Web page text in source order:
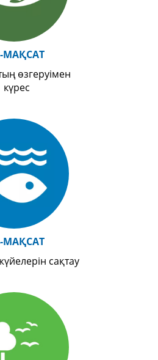
МАҚСАТ
өзгеруімен
күрес
МАҚСАТ
сақтау